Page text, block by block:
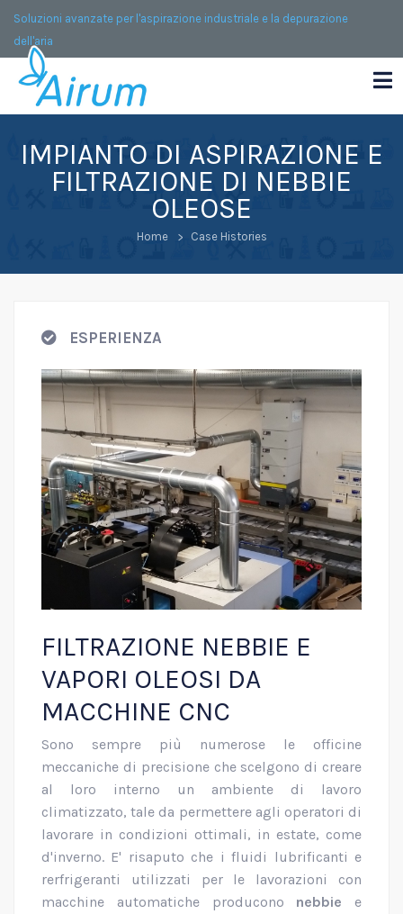
Soluzioni avanzate per l'aspirazione industriale e la depurazione
dell'aria
IMPIANTO DI ASPIRAZIONE E
FILTRAZIONE DI NEBBIE
OLEOSE
Home Case Histories
ESPERIENZA
FILTRAZIONE NEBBIE E
VAPORI OLEOSI DA
MACCHINE CNC
Sono sempre più numerose le officine
meccaniche di precisione che scelgono di creare
al loro interno un ambiente di lavoro
climatizzato, tale da permettere agli operatori di
lavorare in condizioni ottimali, in estate, come
d'inverno. E' risaputo che i fluidi lubrificanti e
rerfrigeranti utilizzati per le lavorazioni con
macchine automatiche producono nebbie e